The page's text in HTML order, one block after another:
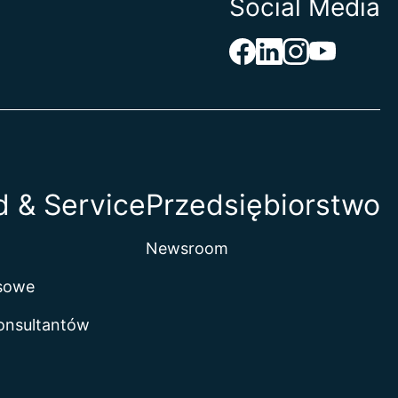
Social Media
& ServicePrzedsiębiorstwo
Newsroom